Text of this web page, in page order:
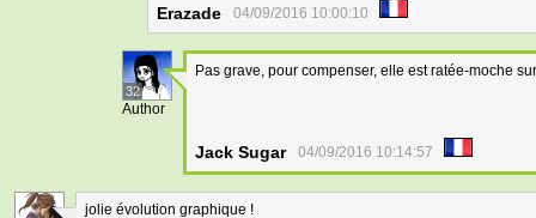
Erazade 04/09/2016 10:00:10
32
Author
Pas grave, pour compenser, elle est ratée-moche
Jack Sugar 04/09/2016 10:14:57
jolie évolution graphique !